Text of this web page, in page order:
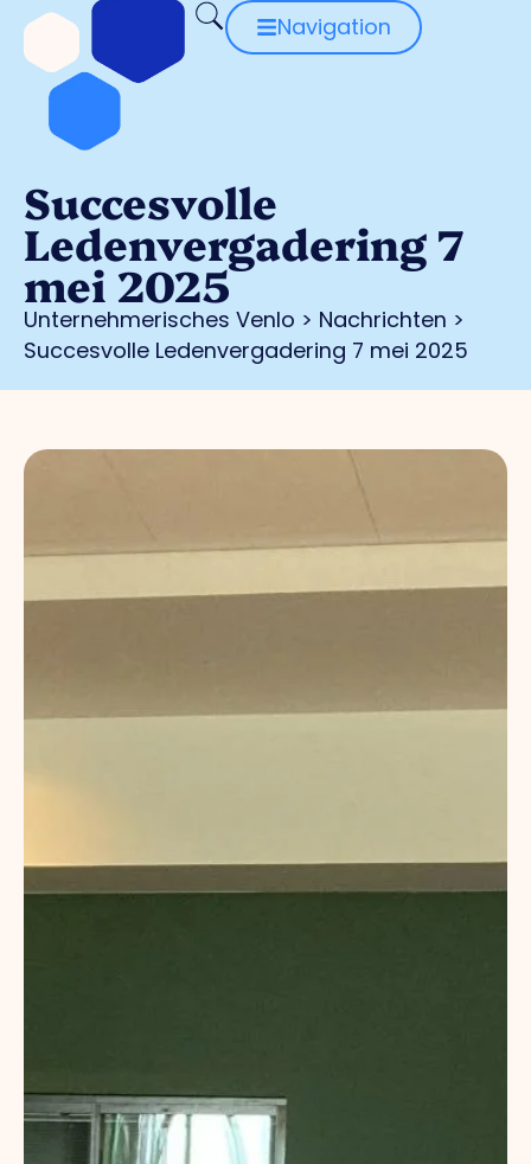
Navigation
Succesvolle
Ledenvergadering 7
mei 2025
Unternehmerisches Venlo > Nachrichten >
Succesvolle Ledenvergadering 7 mei 2025